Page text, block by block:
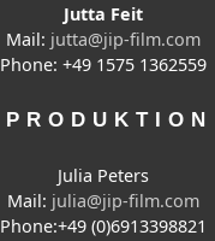
Jutta Feit
Mail: jutta@jip-film.com
Phone: +49 1575 1362559
PRODUKTION
Julia Peters
Mail: julia@jip-film.com
Phone:+49 (0)6913398821